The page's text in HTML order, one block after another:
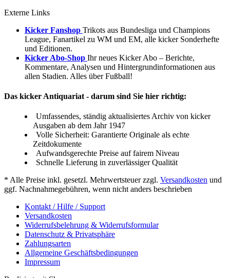
Externe Links
Kicker Fanshop Trikots aus Bundesliga und Champions
League, Fanartikel zu WM und EM, alle kicker Sonderhefte
und Editionen.
Kicker Abo-Shop Ihr neues Kicker Abo – Berichte,
Kommentare, Analysen und Hintergrundinformationen aus
allen Stadien. Alles über Fußball!
Das kicker Antiquariat - darum sind Sie hier richtig:
Umfassendes, ständig aktualisiertes Archiv von kicker
Ausgaben ab dem Jahr 1947
Volle Sicherheit: Garantierte Originale als echte
Zeitdokumente
Aufwandsgerechte Preise auf fairem Niveau
Schnelle Lieferung in zuverlässiger Qualität
* Alle Preise inkl. gesetzl. Mehrwertsteuer zzgl. Versandkosten und
ggf. Nachnahmegebühren, wenn nicht anders beschrieben
Kontakt / Hilfe / Support
Versandkosten
Widerrufsbelehrung & Widerrufsformular
Datenschutz & Privatsphäre
Zahlungsarten
Allgemeine Geschäftsbedingungen
Impressum